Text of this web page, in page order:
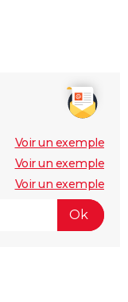
Voir un exemple
Voir un exemple
Voir un exemple